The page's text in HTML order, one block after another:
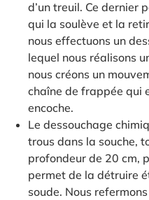
d’un treuil. Ce dernier
qui la soulève et la
nous effectuons un
lequel nous réalisons
nous créons un
chaîne de frappée qui
encoche.
Le dessouchage
trous dans la souche,
profondeur de 20 cm,
permet de la détruire
soude. Nous